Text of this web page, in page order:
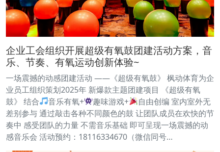
企业工会组织开展超级有氧鼓团建活动方案，音
乐、节奏、有氧运动创新体验~
一场震撼的动感团建活动 ——《超级有氧鼓》 枫动体育为企
业员工组织策划2025年 新爆款主题团建项目 《超级有氧
鼓》 结合
音乐有氧+ 趣味游戏+
自由创编 室内室外无
差别参与 通过敲击各种不同颜色的鼓 让团队成员在欢快的节
奏中 感受团队的力量 不需音乐基础 即可呈现一场震撼的动
感音乐会 活动预约：18116334670（微信同号…